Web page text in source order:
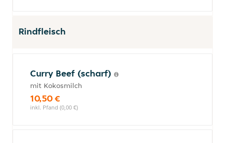
Rindfleisch
Curry Beef (scharf)
mit Kokosmilch
10,50 €
inkl. Pfand (0,00 €)